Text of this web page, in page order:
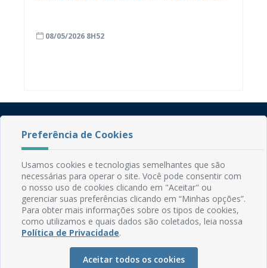
08/05/2026 8H52
Rua do Imperador, 78, Centro
CEP: 58.280-000 - Mamanguape/PB
Fone: (83) 3292-2246
Email: comunicacao@mamanguape.pb.gov.br
Expediente: Segunda à Sexta, das 08h às 13h
Preferência de Cookies
Usamos cookies e tecnologias semelhantes que são
necessárias para operar o site. Você pode consentir com
o nosso uso de cookies clicando em "Aceitar" ou
gerenciar suas preferências clicando em “Minhas opções”.
Para obter mais informações sobre os tipos de cookies,
como utilizamos e quais dados são coletados, leia nossa
Política de Privacidade.
Aceitar todos os cookies